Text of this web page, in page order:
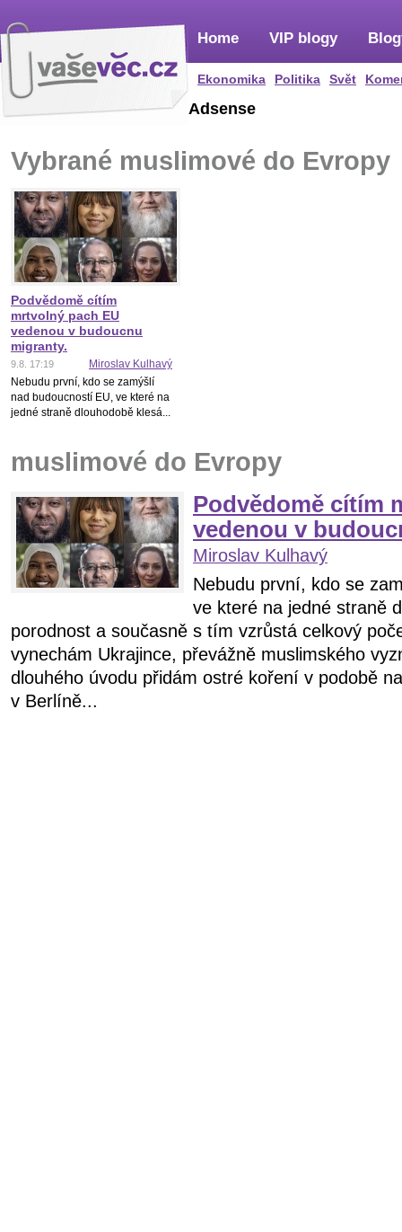
Home
Ekonomika Politika Svět
VIP blogy
Adsense
Vybrané muslimové do Evropy
Podvědomě cítím
mrtvolný pach EU
vedenou v budoucnu
migranty.
9.8. 17:19
Miroslav Kulhavý
Nebudu první, kdo se zamýšlí
nad budoucností EU, ve které na
jedné straně dlouhodobě klesá...
muslimové do Evropy
Podvědomě cítím
vedenou v
Miroslav Kulhavý
Nebudu první, kdo se
ve které na jedné straně
porodnost a současně s tím vzrůstá celkový
vynechám Ukrajince, převážně muslimského
dlouhého úvodu přidám ostré koření v podobě
v Berlíně...